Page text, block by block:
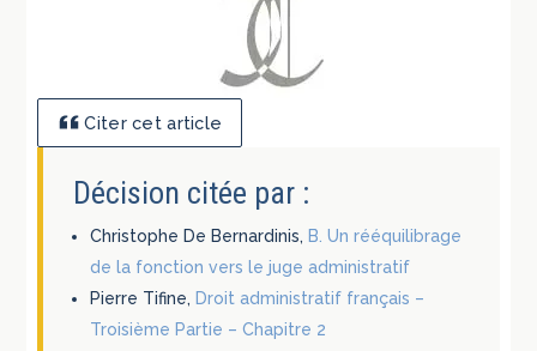
Citer cet article
Décision citée par :
Christophe De Bernardinis, B. Un rééquilibrage
de la fonction vers le juge administratif
Pierre Tifine, Droit administratif français –
Troisième Partie – Chapitre 2